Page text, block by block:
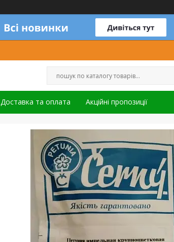
Доставка та оплата Акційні пропозиції